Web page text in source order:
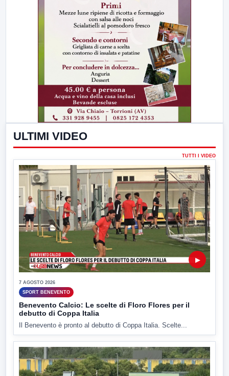
ULTIMI VIDEO
TUTTI I VIDEO
▶
7 AGOSTO 2026
SPORT BENEVENTO
Benevento Calcio: Le scelte di Floro Flores per il
debutto di Coppa Italia
Il Benevento è pronto al debutto di Coppa Italia. Scelte...